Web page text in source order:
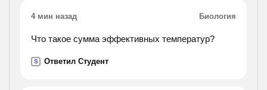
4 мин назад Биология
Что такое сумма эффективных температур?
S Ответил Студент